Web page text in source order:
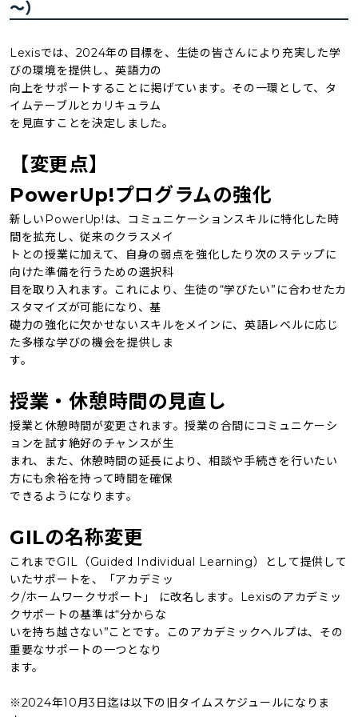
～）
Lexisでは、2024年の目標を、⽣徒の皆さんにより充実した学
びの環境を提供し、英語⼒の
向上をサポートすることに掲げています。その⼀環として、タ
イムテーブルとカリキュラム
を⾒直すことを決定しました。
【変更点】
PowerUp!プログラムの強化
新しいPowerUp!は、コミュニケーションスキルに特化した時
間を拡充し、従来のクラスメイ
トとの授業に加えて、⾃⾝の弱点を強化したり次のステップに
向けた準備を⾏うための選択科
目を取り⼊れます。これにより、⽣徒の“学びたい”に合わせたカ
スタマイズが可能になり、基
礎⼒の強化に⽋かせないスキルをメインに、英語レベルに応じ
た多様な学びの機会を提供しま
す。
授業・休憩時間の⾒直し
授業と休憩時間が変更されます。授業の合間にコミュニケーシ
ョンを試す絶好のチャンスが⽣
まれ、また、休憩時間の延⻑により、相談や⼿続きを⾏いたい
⽅にも余裕を持って時間を確保
できるようになります。
GILの名称変更
これまでGIL（Guided Individual Learning）として提供して
いたサポートを、「アカデミッ
ク/ホームワークサポート」 に改名します。Lexisのアカデミッ
クサポートの基準は“分からな
いを持ち越さない”ことです。このアカデミックヘルプは、その
重要なサポートの⼀つとなり
ます。
※2024年10月3日迄は以下の旧タイムスケジュールになりま